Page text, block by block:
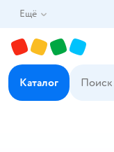
Ещё
Каталог